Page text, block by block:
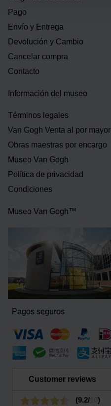
Pago
Envío y Entrega
Devolución y Cambio
Cancelar compra
Contacto
Información del museo
Términos legales
Van Gogh Venta al por mayor
Obras maestras por encargo
Museo Van Gogh
Política de privacidad
Condiciones
Museo Van Gogh™
Pagos seguros